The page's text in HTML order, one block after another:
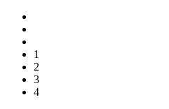
1
2
3
4